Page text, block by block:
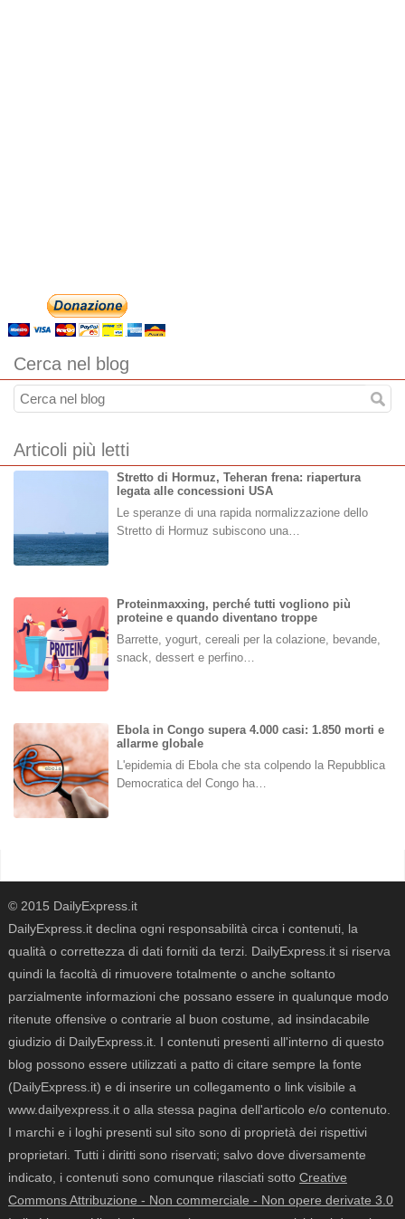
Cerca nel blog
Articoli più letti
Stretto di Hormuz, Teheran frena: riapertura
legata alle concessioni USA
Le speranze di una rapida normalizzazione dello
Stretto di Hormuz subiscono una…
Proteinmaxxing, perché tutti vogliono più
proteine e quando diventano troppe
Barrette, yogurt, cereali per la colazione, bevande,
snack, dessert e perfino…
Ebola in Congo supera 4.000 casi: 1.850 morti e
allarme globale
L'epidemia di Ebola che sta colpendo la Repubblica
Democratica del Congo ha…
© 2015 DailyExpress.it
DailyExpress.it declina ogni responsabilità circa i contenuti, la
qualità o correttezza di dati forniti da terzi. DailyExpress.it si riserva
quindi la facoltà di rimuovere totalmente o anche soltanto
parzialmente informazioni che possano essere in qualunque modo
ritenute offensive o contrarie al buon costume, ad insindacabile
giudizio di DailyExpress.it. I contenuti presenti all'interno di questo
blog possono essere utilizzati a patto di citare sempre la fonte
(DailyExpress.it) e di inserire un collegamento o link visibile a
www.dailyexpress.it o alla stessa pagina dell'articolo e/o contenuto.
I marchi e i loghi presenti sul sito sono di proprietà dei rispettivi
proprietari. Tutti i diritti sono riservati; salvo dove diversamente
indicato, i contenuti sono comunque rilasciati sotto Creative
Commons Attribuzione - Non commerciale - Non opere derivate 3.0